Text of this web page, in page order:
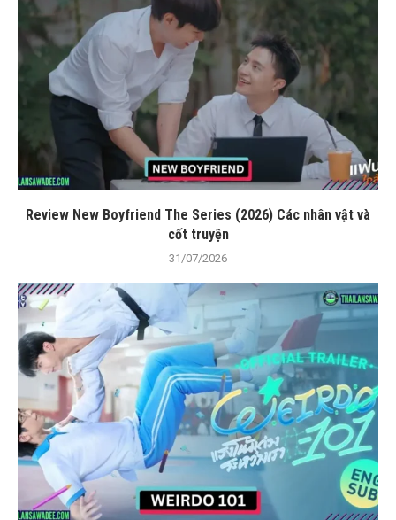
Review New Boyfriend The Series (2026) Các nhân vật và
cốt truyện
31/07/2026